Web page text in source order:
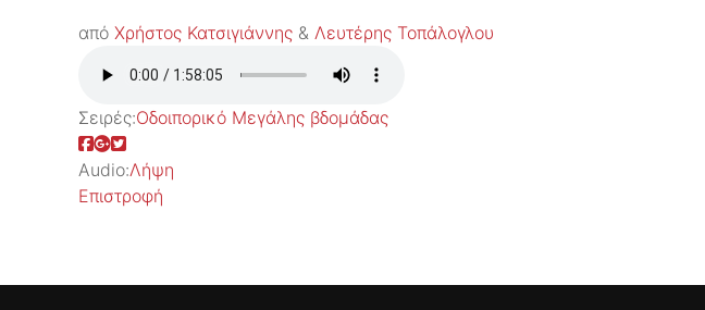
από Χρήστος Κατσιγιάννης & Λευτέρης Τοπάλογλου
Σειρές:Οδοιπορικό Μεγάλης βδομάδας
Audio:Λήψη
Επιστροφή